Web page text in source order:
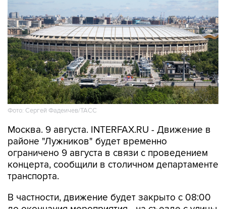
Фото: Сергей Фадеичев/ТАСС
Москва. 9 августа. INTERFAX.RU - Движение в
районе "Лужников" будет временно
ограничено 9 августа в связи с проведением
концерта, сообщили в столичном департаменте
транспорта.
В частности, движение будет закрыто с 08:00